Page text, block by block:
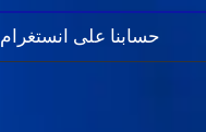
حسابنا على انستغرام